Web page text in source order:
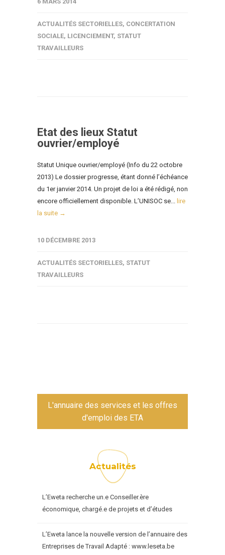
ACTUALITÉS SECTORIELLES, CONCERTATION
SOCIALE, LICENCIEMENT, STATUT
TRAVAILLEURS
Etat des lieux Statut
ouvrier/employé
Statut Unique ouvrier/employé (Info du 22 octobre
2013) Le dossier progresse, étant donné l’échéance
du 1er janvier 2014. Un projet de loi a été rédigé, non
encore officiellement disponible. L’UNISOC se... lire
la suite →
10 DÉCEMBRE 2013
ACTUALITÉS SECTORIELLES, STATUT
TRAVAILLEURS
L'annuaire des services et les offres
d'emploi des ETA
Actualités
L’Eweta recherche un.e Conseiller.ère
économique, chargé.e de projets et d’études
L’Eweta lance la nouvelle version de l’annuaire des
Entreprises de Travail Adapté : www.leseta.be